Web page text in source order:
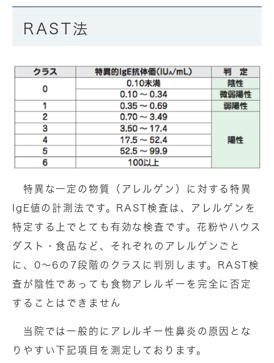
RAST法
特異な一定の物質（アレルゲン）に対する特異
IgE値の計測法です。RAST検査は、アレルゲンを
特定する上でとても有効な検査です。花粉やハウス
ダスト・食品など、それぞれのアレルゲンごと
に、0～6の7段階のクラスに判別します。RAST検
査が陰性であっても食物アレルギーを完全に否定
することはできません
当院では一般的にアレルギー性鼻炎の原因とな
りやすい下記項目を測定しております。